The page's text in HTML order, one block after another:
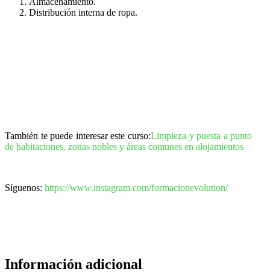
Distribución interna de ropa.
También te puede interesar este curso:Limpieza y puesta a punto
de habitaciones, zonas nobles y áreas comunes en alojamientos
Síguenos: https://www.instagram.com/formacionevolution/
Información adicional